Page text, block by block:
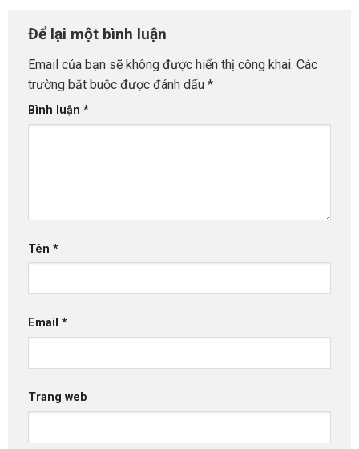
Để lại một bình luận
Email của bạn sẽ không được hiển thị công khai. Các
trường bắt buộc được đánh dấu *
Bình luận *
Tên *
Email *
Trang web